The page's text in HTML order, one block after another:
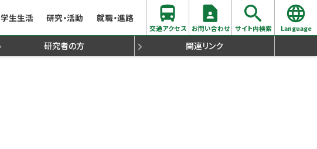
学生生活 研究・活動 就職・進路
交通アクセス お問い合わせ サイト内検索 Language
研究者の方 関連リンク